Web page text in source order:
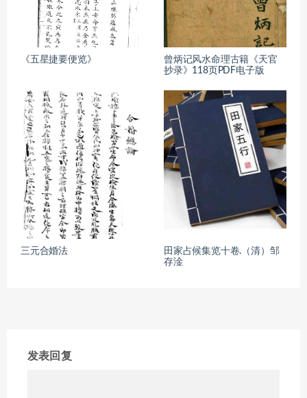
《五星捷要便览》
曾炳记风水命理古籍《天官
抄录》118页PDF电子版
三元合婚法
田家占候集览十卷.（清）邹
存淦
发表回复